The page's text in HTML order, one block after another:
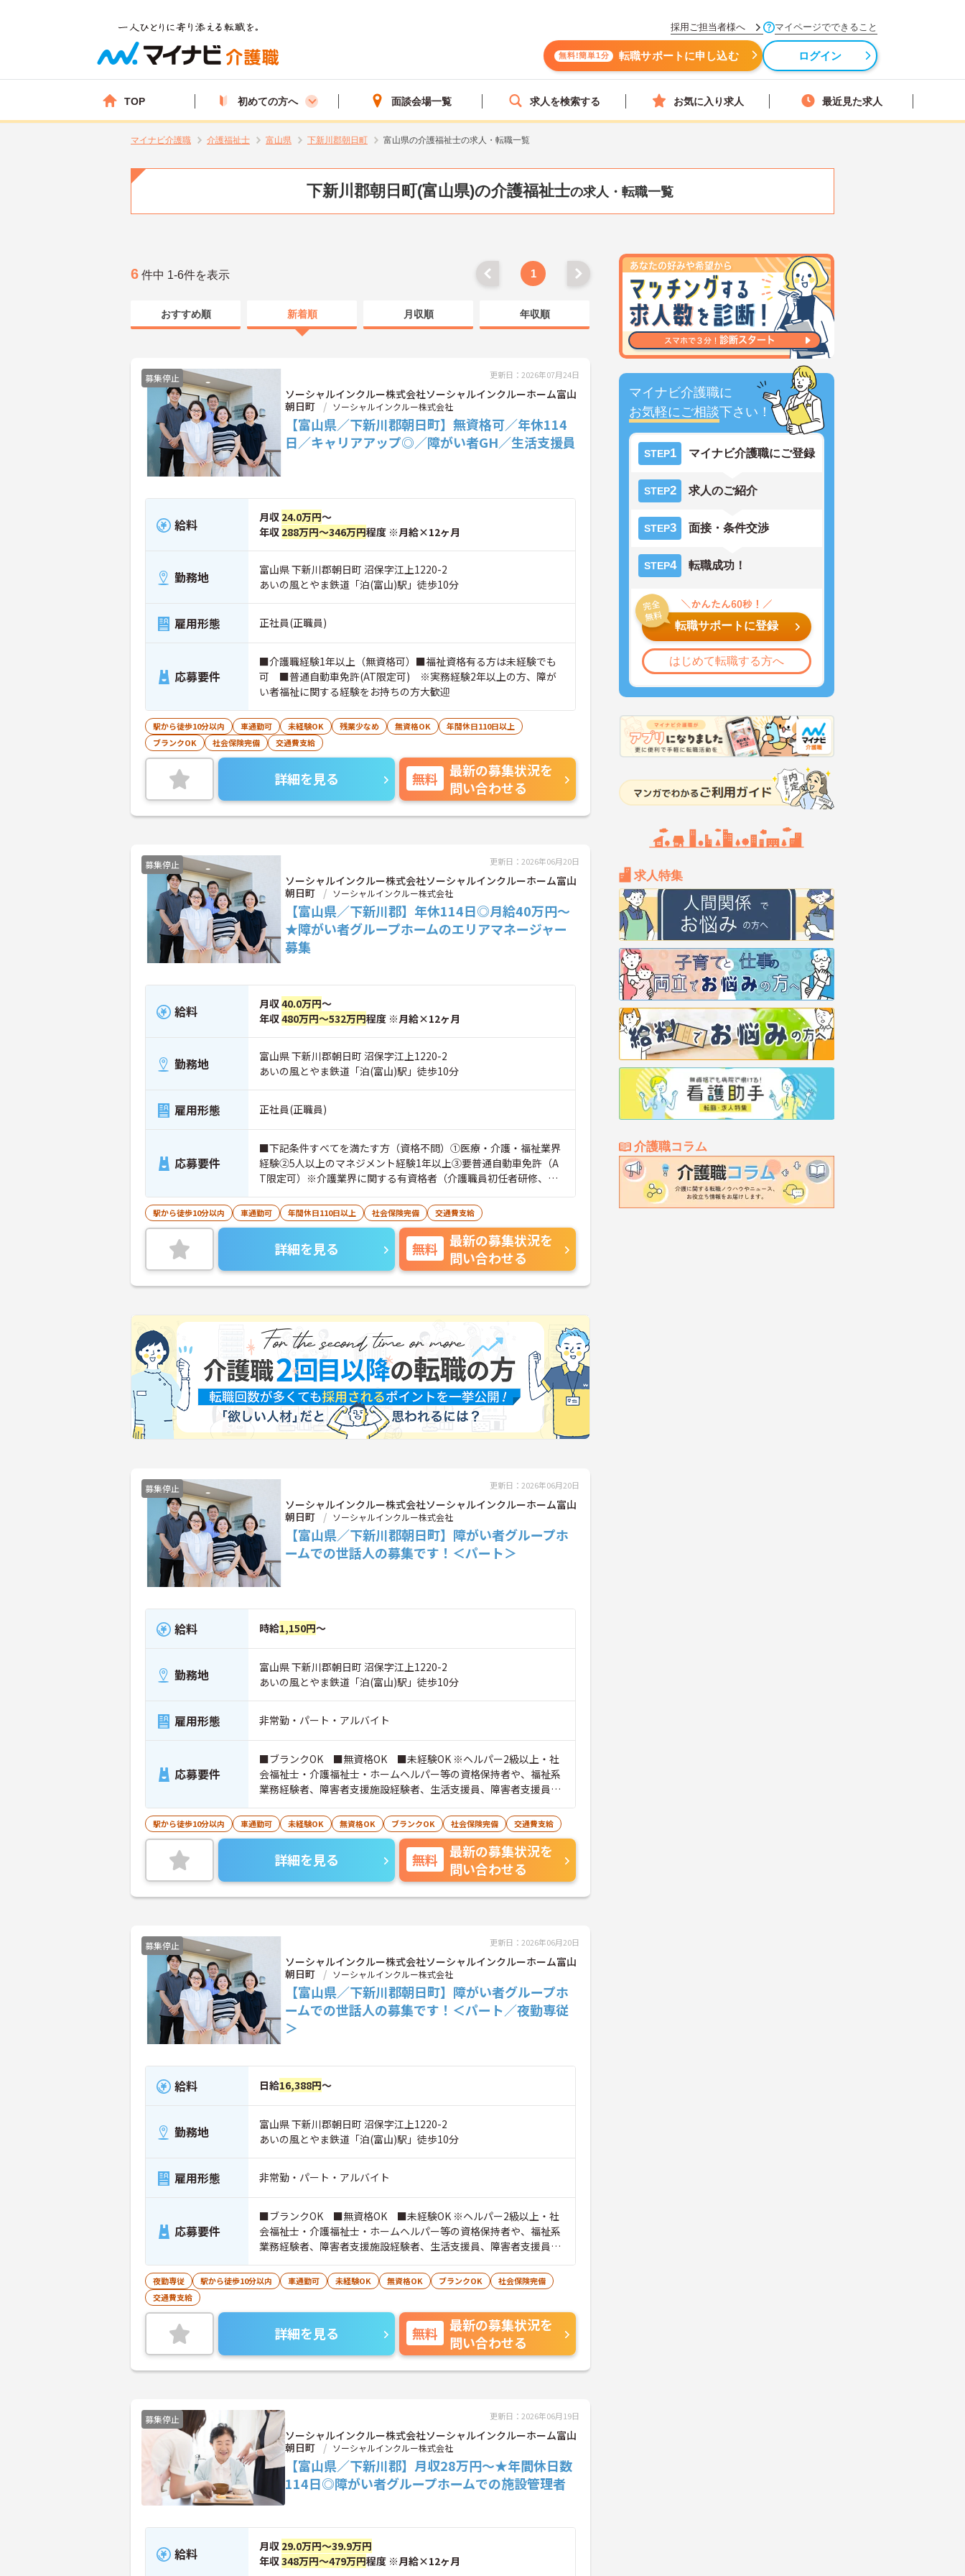
採用ご担当者様へ マイページでできること
無料!簡単1分 転職サポートに申し込む ログイン
TOP 初めての方へ 面談会場一覧 求人を検索する お気に入り求人 最近見た求人
マイナビ介護職 介護福祉士 富山県 下新川郡朝日町 富山県の介護福祉士の求人・転職一覧
下新川郡朝日町(富山県)の介護福祉士の求人・転職一覧
マイナビ介護職に
お気軽にご相談下さい！
STEP1 マイナビ介護職にご登録
STEP2 求人のご紹介
STEP3 面接・条件交渉
STEP4 転職成功！
転職サポートに登録
はじめて転職する方へ
求人特集
介護職コラム
6 件中 1-6件を表示 1
おすすめ順 新着順 月収順 年収順
募集停止 更新日：2026年07月24日
ソーシャルインクルー株式会社ソーシャルインクルーホーム富山
朝日町
ソーシャルインクルー株式会社
【富山県／下新川郡朝日町】無資格可／年休114
日／キャリアアップ◎／障がい者GH／生活支援員
給料 月収 24.0万円～
年収 288万円～346万円程度 ※月給×12ヶ月
勤務地
富山県 下新川郡朝日町 沼保字江上1220-2
あいの風とやま鉄道「泊(富山)駅」徒歩10分
雇用形態 正社員(正職員)
応募要件
■介護職経験1年以上（無資格可）■福祉資格有る方は未経験でも
可 ■普通自動車免許(AT限定可) ※実務経験2年以上の方、障が
い者福祉に関する経験をお持ちの方大歓迎
駅から徒歩10分以内 車通勤可 未経験OK 残業少なめ 無資格OK
年間休日110日以上
ブランクOK
社会保険完備 交通費支給
詳細を見る 無料
最新の募集状況を
問い合わせる
募集停止 更新日：2026年06月20日
ソーシャルインクルー株式会社ソーシャルインクルーホーム富山
朝日町
ソーシャルインクルー株式会社
【富山県／下新川郡】年休114日◎月給40万円～
★障がい者グループホームのエリアマネージャー
募集
給料 月収40.0万円～
年収480万円～532万円程度 ※月給×12ヶ月
勤務地
富山県 下新川郡朝日町 沼保字江上1220-2
あいの風とやま鉄道「泊(富山)駅」徒歩10分
雇用形態 正社員(正職員)
応募要件
■下記条件すべてを満たす方（資格不問）①医療・介護・福祉業界
経験②5人以上のマネジメント経験1年以上③要普通自動車免許（A
T限定可）※介護業界に関する有資格者（介護職員初任者研修、介
護福祉士など）、営業経験（業種問わず）、障がい福祉経験歓迎
駅から徒歩10分以内 車通勤可 年間休日110日以上 社会保険完備 交通費支給
詳細を見る 無料
最新の募集状況を
問い合わせる
募集停止 更新日：2026年06月20日
ソーシャルインクルー株式会社ソーシャルインクルーホーム富山
朝日町
ソーシャルインクルー株式会社
【富山県／下新川郡朝日町】障がい者グループホ
ームでの世話人の募集です！＜パート＞
給料 時給1,150円～
勤務地
富山県 下新川郡朝日町 沼保字江上1220-2
あいの風とやま鉄道「泊(富山)駅」徒歩10分
雇用形態 非常勤・パート・アルバイト
応募要件
■ブランクOK ■無資格OK ■未経験OK ※ヘルパー2級以上・社
会福祉士・介護福祉士・ホームヘルパー等の資格保持者や、福祉系
業務経験者、障害者支援施設経験者、生活支援員、障害者支援員、
就労支援員、生活相談員等の経験歓迎
駅から徒歩10分以内 車通勤可 未経験OK 無資格OK ブランクOK 社会保険完備 交通費支給
詳細を見る 無料
最新の募集状況を
問い合わせる
募集停止 更新日：2026年06月20日
ソーシャルインクルー株式会社ソーシャルインクルーホーム富山
朝日町
ソーシャルインクルー株式会社
【富山県／下新川郡朝日町】障がい者グループホ
ームでの世話人の募集です！＜パート／夜勤専従
＞
給料 日給16,388円～
勤務地
富山県 下新川郡朝日町 沼保字江上1220-2
あいの風とやま鉄道「泊(富山)駅」徒歩10分
雇用形態 非常勤・パート・アルバイト
応募要件
■ブランクOK ■無資格OK ■未経験OK ※ヘルパー2級以上・社
会福祉士・介護福祉士・ホームヘルパー等の資格保持者や、福祉系
業務経験者、障害者支援施設経験者、生活支援員、障害者支援員、
就労支援員、生活相談員等の経験歓迎
夜勤専従 駅から徒歩10分以内 車通勤可 未経験OK 無資格OK ブランクOK
社会保険完備
交通費支給
詳細を見る 無料
最新の募集状況を
問い合わせる
募集停止 更新日：2026年06月19日
ソーシャルインクルー株式会社ソーシャルインクルーホーム富山
朝日町
ソーシャルインクルー株式会社
【富山県／下新川郡】月収28万円～★年間休日数
114日◎障がい者グループホームでの施設管理者
給料 月収 29.0万円～39.9万円
年収348万円～479万円程度 ※月給×12ヶ月